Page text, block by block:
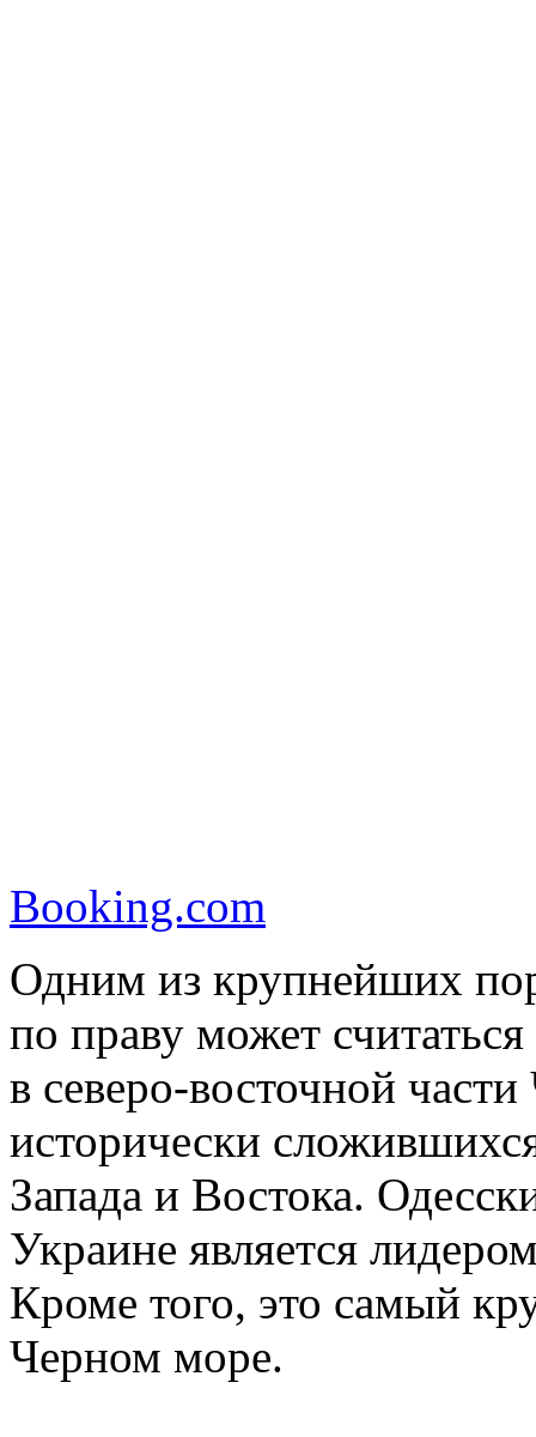
Booking.com
Одним из крупнейших
по праву может
в северо-восточной
исторически
Запада и Востока.
Украине является
Кроме того, это самый
Черном море.